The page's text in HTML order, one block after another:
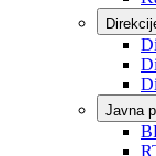
Uprave